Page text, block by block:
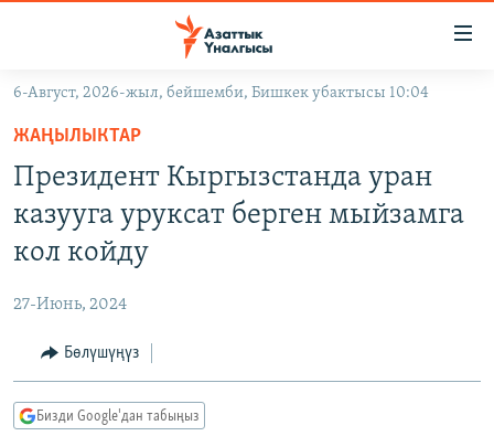
Навигацияга
өтүңүз
Издөөгө
салыңызКЫРГЫЗСТАН
МАДАНИЯТ
ДҮЙНӨ
УКРАИНА
ТВ ПРОГРАММАЛАР
БҮГҮН АЗАТТЫКТА
ПОДКАСТ
6-Август, 2026-жыл, бейшемби, Бишкек убактысы 10:04
ЖАҢЫЛЫКТАР
Президент Кыргызстанда уран
казууга уруксат берген мыйзамга
кол койду
27-Июнь, 2024
Бөлүшүңүз
Бизди Google'дан табыңыз